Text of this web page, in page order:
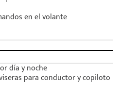
en el volante
día y noche
para conductor y copiloto